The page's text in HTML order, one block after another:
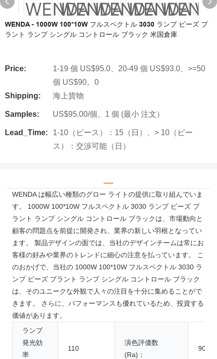
WENDA - 1000W 100*10W フルスペクトル 3030 ランプ ビーズ プ
ラント ランプ シングル コントロール ブラック 米国倉庫
Price:
1-19 個 US$95.0、20-49 個 US$93.0、>=50
個 US$90。0
Shipping:
海上貨物
Samples: US$95.00/個、1 個 (最小 注文）
Lead_Time:
1-10（ピース）：15（日）、> 10（ピー
ス）：交渉可能（日）
WENDA は幅広い種類のグロー ライトの提供に取り組んでいま
す。 1000W 100*10W フルスペクトル 3030 ランプ ビーズ プ
ラント ランプ シングル コントロール ブラックは、市場動向と
顧客の問題点を前提に開発され、業界の新しい羽根となってい
ます。 製品デザインの面では、当社のデザインチームは常にお
客様の好みや業界のトレンドに細心の注意を払っています。 こ
のおかげで、当社の 1000W 100*10W フルスペクトル 3030 ラ
ンプ ビーズ プラント ランプ シングル コントロール ブラック
は、そのユニークな外観で人々の注目を十分に集めることがで
きます。 さらに、パフォーマンスも優れているため、投資する
価値があります。
ランプ
発光効
率
110
演色評価数
(Ra)：
90